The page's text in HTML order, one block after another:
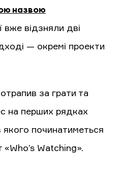
назвою
вже відзняли дві
— окремі проекти
за грати та
на перших рядках
починатиметься
Watching».